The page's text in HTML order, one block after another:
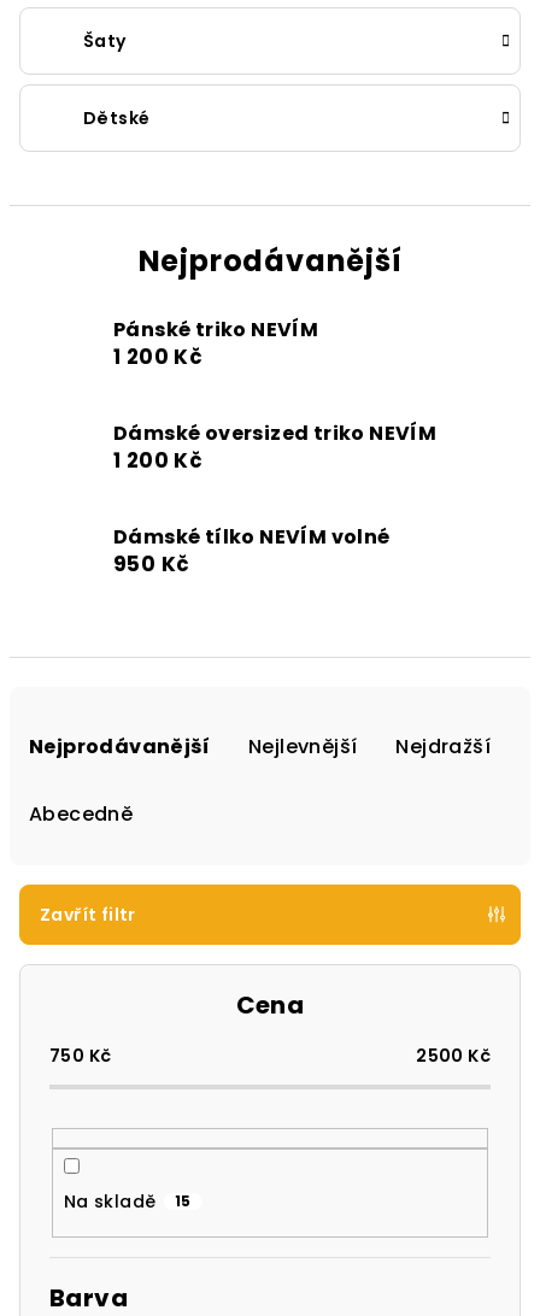
Šaty
Dětské
Nejprodávanější
Pánské triko NEVÍM
1 200 Kč
Dámské oversized triko NEVÍM
1 200 Kč
Dámské tílko NEVÍM volné
950 Kč
r
o
Nejprodávanější Nejlevnější Nejdražší
Abecedně
Zavřít filtr
Cena
750 Kč 2500 Kč
Na skladě 15
Barva